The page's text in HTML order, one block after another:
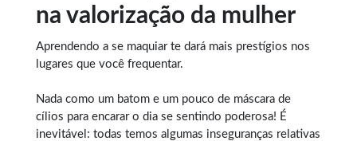
na valorização da mulher
Aprendendo a se maquiarte dará mais prestígios nos
lugares que você frequentar.
Nada como um batom e um pouco de máscara de
cílios para encarar o dia se sentindo poderosa! É
inevitável: todas temos algumas inseguranças relativas